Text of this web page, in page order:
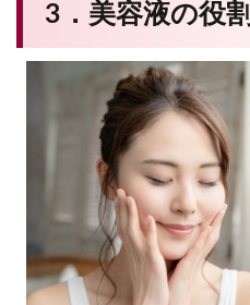
3．美容液の役割